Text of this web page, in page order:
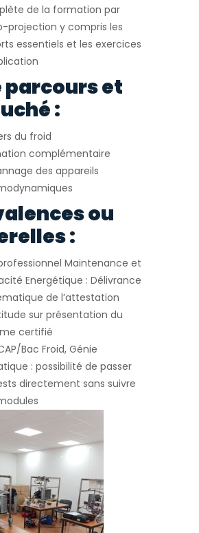
de la formation par
projection y compris les
essentiels et les exercices
parcours et
:
du froid
complémentaire
des appareils
ou
:
Maintenance et
Energétique : Délivrance
de l’attestation
sur présentation du
certifié
Bac Froid, Génie
: possibilité de passer
directement sans suivre